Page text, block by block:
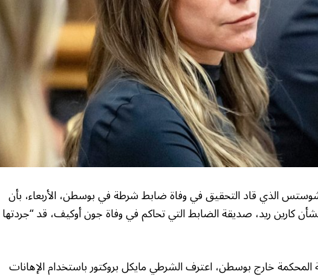
الذي قاد التحقيق في وفاة ضابط شرطة في بوسطن، الأربعاء، بأن
بشأن كارين ريد، صديقة الضابط التي تحاكم في وفاة جون أوكيف، قد “جردتها
خارج بوسطن، اعترف الشرطي مايكل بروكتور باستخدام الإهانات